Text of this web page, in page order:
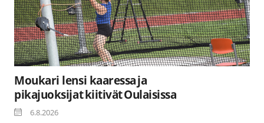
Moukari lensi kaaressa ja
pikajuoksijat kiitivät Oulaisissa
6.8.2026